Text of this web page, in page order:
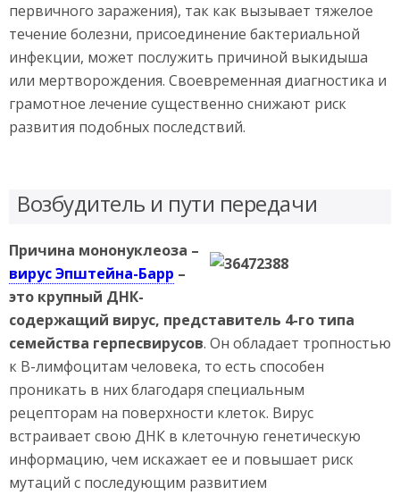
первичного заражения), так как вызывает тяжелое
течение болезни, присоединение бактериальной
инфекции, может послужить причиной выкидыша
или мертворождения. Своевременная диагностика и
грамотное лечение существенно снижают риск
развития подобных последствий.
Возбудитель и пути передачи
Причина мононуклеоза –
вирус Эпштейна-Барр –
это крупный ДНК-
содержащий вирус, представитель 4-го типа
семейства герпесвирусов. Он обладает тропностью
к В-лимфоцитам человека, то есть способен
проникать в них благодаря специальным
рецепторам на поверхности клеток. Вирус
встраивает свою ДНК в клеточную генетическую
информацию, чем искажает ее и повышает риск
мутаций с последующим развитием